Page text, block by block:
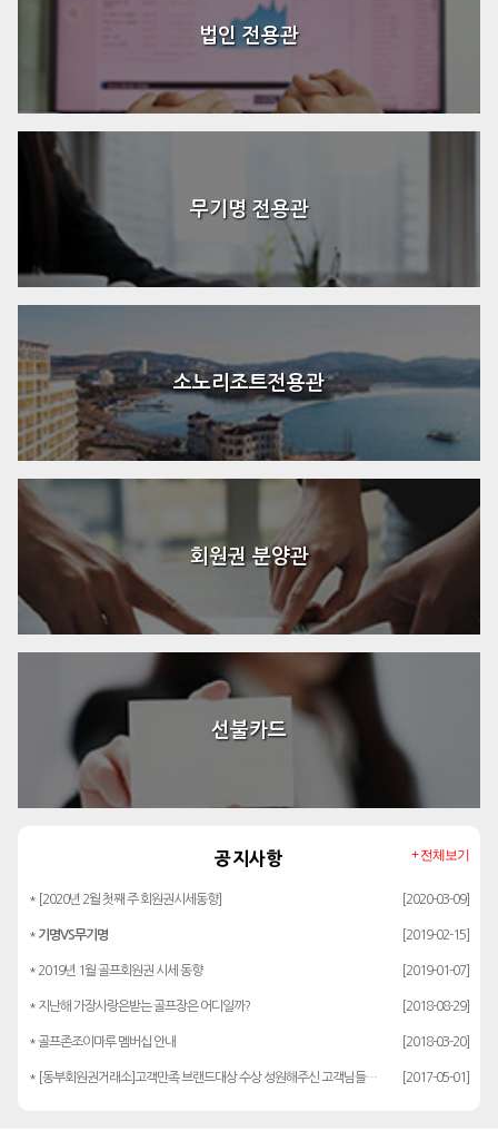
법인 전용관
무기명 전용관
소노리조트전용관
회원권 분양관
선불카드
공지사항
* [2020년 2월 첫째 주 회원권시세동향] [2020-03-09]
* 기명VS무기명 [2019-02-15]
* 2019년 1월 골프회원권 시세 동향 [2019-01-07]
* 지난해 가장사랑은받는 골프장은 어디일까? [2018-08-29]
* 골프존조이마루 멤버십 안내 [2018-03-20]
* [동부회원권거래소]고객만족 브랜드대상 수상 성원해주신 고객님들께 감사드립… [2017-05-01]
+ 전체보기